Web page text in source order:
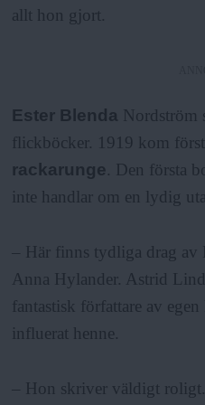
allt hon gjort.
Ester Blenda Nordström
flickböcker. 1919 kom
rackarunge. Den första
inte handlar om en lydig
– Här finns tydliga drag av
Anna Hylander. Astrid
fantastisk författare av
influerat henne.
– Hon skriver väldigt